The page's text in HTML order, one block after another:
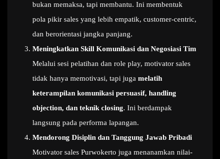
bukan memaksa, tapi membantu. Ini membentuk
pola pikir sales yang lebih empatik, customer-centric,
dan berorientasi jangka panjang.
Meningkatkan Skill Komunikasi dan Negosiasi Tim
Melalui sesi pelatihan dan role play, motivator sales
tidak hanya memotivasi, tapi juga melatih
keterampilan komunikasi persuasif, handling
objection, dan teknik closing. Ini berdampak
langsung pada performa lapangan.
Mendorong Disiplin dan Tanggung Jawab Pribadi
Motivator sales Purwokerto juga menanamkan nilai-